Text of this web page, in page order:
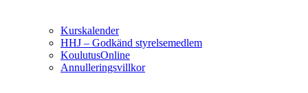
Kurskalender
HHJ – Godkänd styrelse­medlem
Koulutus­Online
Annulle­ringsvillkor